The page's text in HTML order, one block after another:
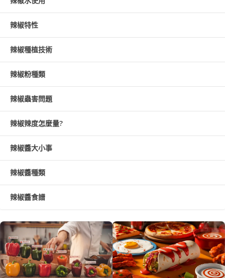
辣椒特性
辣椒種植技術
辣椒粉種類
辣椒蟲害問題
辣椒辣度怎麼量?
辣椒醬大小事
辣椒醬種類
辣椒醬食譜